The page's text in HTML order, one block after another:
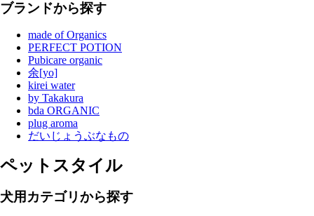
ブランドから探す
made of Organics
PERFECT POTION
Pubicare organic
余[yo]
kirei water
by Takakura
bda ORGANIC
plug aroma
だいじょうぶなもの
ペットスタイル
犬用カテゴリから探す